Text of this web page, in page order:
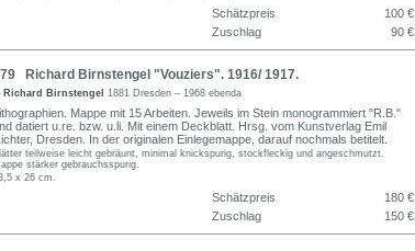
Schätzpreis
100 €
Zuschlag
90 €
Richard Birnstengel "Vouziers". 1916/ 1917.
Richard Birnstengel 1881 Dresden – 1968 ebenda
Mappe mit 15 Arbeiten. Jeweils im Stein monogrammiert "R.B."
datiert u.re. bzw. u.li. Mit einem Deckblatt. Hrsg. vom Kunstverlag Emil
Dresden. In der originalen Einlegemappe, darauf nochmals betitelt.
teilweise leicht gebräunt, minimal knickspurig, stockfleckig und angeschmutzt.
stärker gebrauchsspurig.
x 26 cm.
Schätzpreis
180 €
Zuschlag
150 €